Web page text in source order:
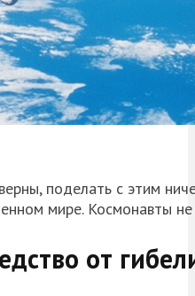
поделать с этим
мире. Космонавты
от